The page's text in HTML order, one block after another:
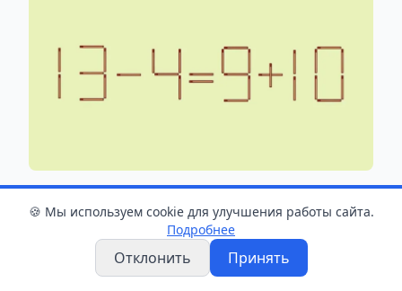
За 25 секунд переставьте 1 спичку так, чтобы
неверное равенство стало верным Фото: GS.BY
🍪 Мы используем cookie для улучшения работы сайта.
Подробнее
Отклонить Принять